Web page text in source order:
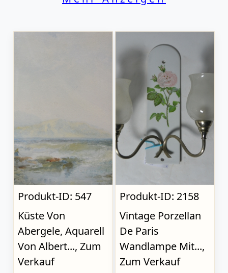
Produkt-ID: 547
Küste Von
Abergele, Aquarell
Von Albert..., Zum
Verkauf
Produkt-ID: 2158
Vintage Porzellan
De Paris
Wandlampe Mit...,
Zum Verkauf